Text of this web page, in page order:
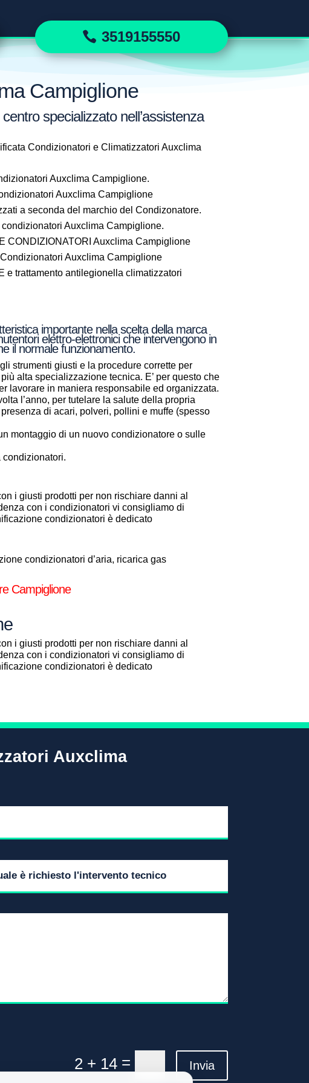
3519155550
Campiglione
specializzato nell’assistenza
Condizionatori e Climatizzatori Auxclima
Auxclima Campiglione.
Auxclima Campiglione
a seconda del marchio del Condizonatore.
Auxclima Campiglione.
CONDIZIONATORI Auxclima Campiglione
Auxclima Campiglione
e trattamento antilegionella climatizzatori
importante nella scelta della marca
elettro-elettronici che intervengono in
il normale funzionamento.
strumenti giusti e la procedure corrette per
alta specializzazione tecnica. E’ per questo che
lavorare in maniera responsabile ed organizzata.
l’anno, per tutelare la salute della propria
di acari, polveri, pollini e muffe (spesso
montaggio di un nuovo condizionatore o sulle
condizionatori.
i giusti prodotti per non rischiare danni al
con i condizionatori vi consigliamo di
condizionatori è dedicato
condizionatori d’aria, ricarica gas
Campiglione
i giusti prodotti per non rischiare danni al
con i condizionatori vi consigliamo di
condizionatori è dedicato
Auxclima
2 + 14= Invia